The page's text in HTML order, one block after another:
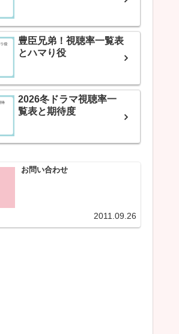
豊臣兄弟！視聴率一覧表
とハマり役
2026冬ドラマ視聴率一
覧表と期待度
お問い合わせ
2011.09.26